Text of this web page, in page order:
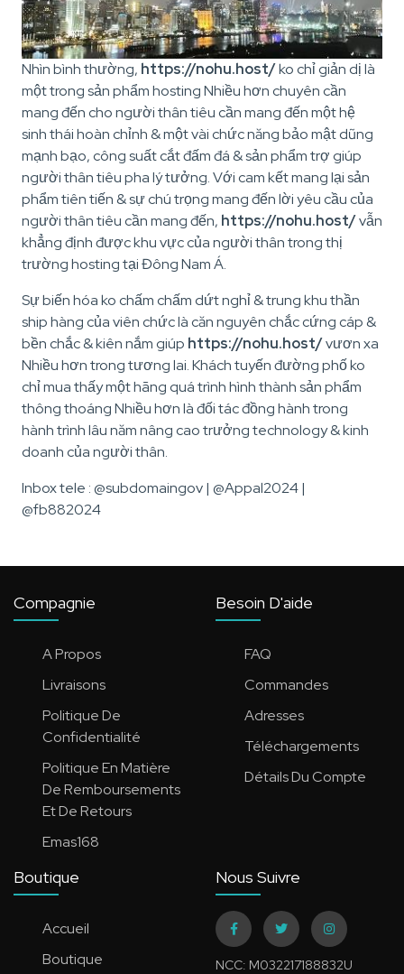
Nhìn bình thường, https://nohu.host/ko chỉ giản dị là
một trong sản phẩm hosting Nhiều hơn chuyên cần
mang đến cho người thân tiêu cần mang đến một hệ
sinh thái hoàn chỉnh & một vài chức năng bảo mật dũng
mạnh bạo, công suất cắt đấm đá & sản phẩm trợ giúp
người thân tiêu pha lý tưởng. Với cam kết mang lại sản
phẩm tiên tiến & sự chú trọng mang đến lời yêu cầu của
người thân tiêu cần mang đến, https://nohu.host/vẫn
khẳng định được khu vực của người thân trong thị
trường hosting tại Đông Nam Á.
Sự biến hóa ko chấm chấm dứt nghỉ & trung khu thần
ship hàng của viên chức là căn nguyên chắc cứng cáp &
bền chắc & kiên nắm giúp https://nohu.host/vươn xa
Nhiều hơn trong tương lai. Khách tuyến đường phố ko
chỉ mua thấy một hãng quá trình hình thành sản phẩm
thông thoáng Nhiều hơn là đối tác đồng hành trong
hành trình lâu năm nâng cao trưởng technology & kinh
doanh của người thân.
Inbox tele : @subdomaingov | @Appal2024 |
@fb882024
Compagnie
A Propos
Livraisons
Politique De
Confidentialité
Politique En Matière
De Remboursements
Et De Retours
Emas168
Besoin D'aide
FAQ
Commandes
Adresses
Téléchargements
Détails Du Compte
Boutique
Accueil
Boutique
Nous Suivre
NCC: M032217188832U